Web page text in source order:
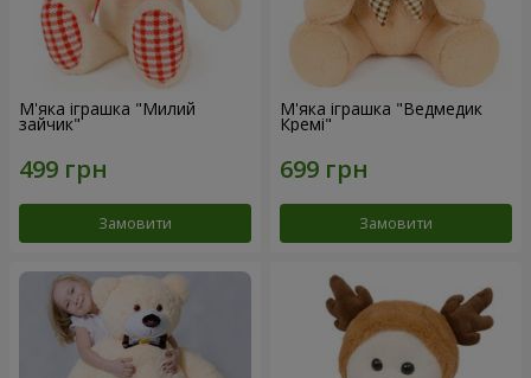
М'яка іграшка "Милий
зайчик"
Замовити
М'яка іграшка "Ведмедик
Кремі"
Замовити